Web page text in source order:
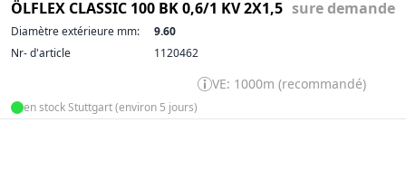
ÖLFLEX CLASSIC 100 BK 0,6/1 KV 2X1,5 sure demande
Diamètre extérieure mm:
9.60
Nr- d'article
1120462
VE: 1000m (recommandé)
en stock Stuttgart (environ 5 jours)